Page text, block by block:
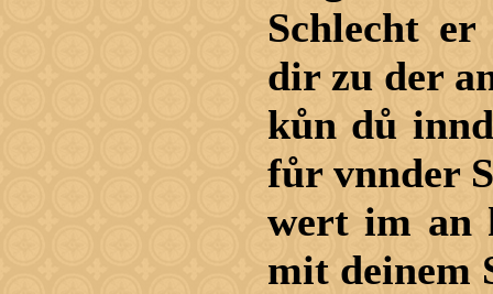
Schlecht
dir zu der
kůn dů
fůr vnnder
wert im an
mit deinem